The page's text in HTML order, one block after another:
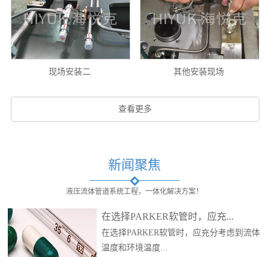
现场安装二 其他安装现场
查看更多
新闻聚焦
液压流体管道系统工程，一体化解决方案！
在选择PARKER软管时，应充...
在选择PARKER软管时，应充分考虑到流体
温度和环境温度...